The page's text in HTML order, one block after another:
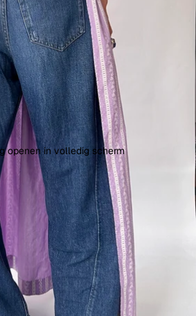
openen in volledig scherm